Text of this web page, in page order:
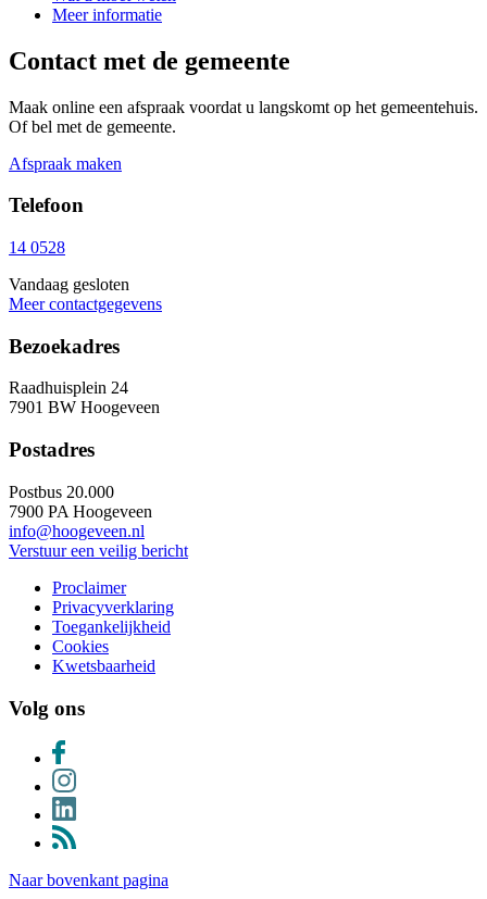
Meer informatie
Contact met de gemeente
Maak online een afspraak voordat u langskomt op het gemeentehuis.
Of bel met de gemeente.
Afspraak maken
Telefoon
14 0528
Vandaag gesloten
Meer contactgegevens
Bezoekadres
Raadhuisplein 24
7901 BW Hoogeveen
Postadres
Postbus 20.000
7900 PA Hoogeveen
info@hoogeveen.nl
Verstuur een veilig bericht
Proclaimer
Privacyverklaring
Toegankelijkheid
Cookies
Kwetsbaarheid
Volg ons
Naar bovenkant pagina